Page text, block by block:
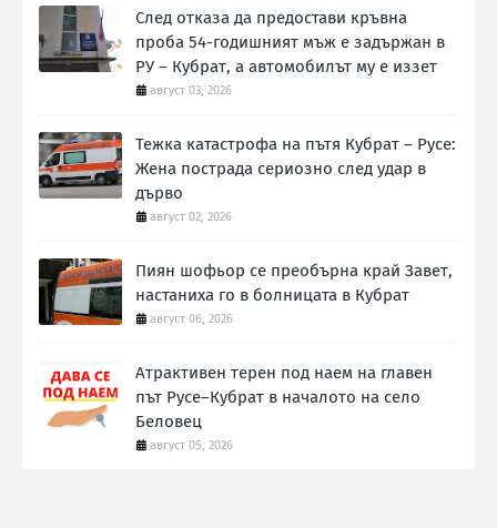
След отказа да предостави кръвна
проба 54-годишният мъж е задържан в
РУ – Кубрат, а автомобилът му е иззет
август 03, 2026
Тежка катастрофа на пътя Кубрат – Русе:
Жена пострада сериозно след удар в
дърво
август 02, 2026
Пиян шофьор се преобърна край Завет,
настаниха го в болницата в Кубрат
август 06, 2026
Атрактивен терен под наем на главен
път Русе–Кубрат в началото на село
Беловец
август 05, 2026